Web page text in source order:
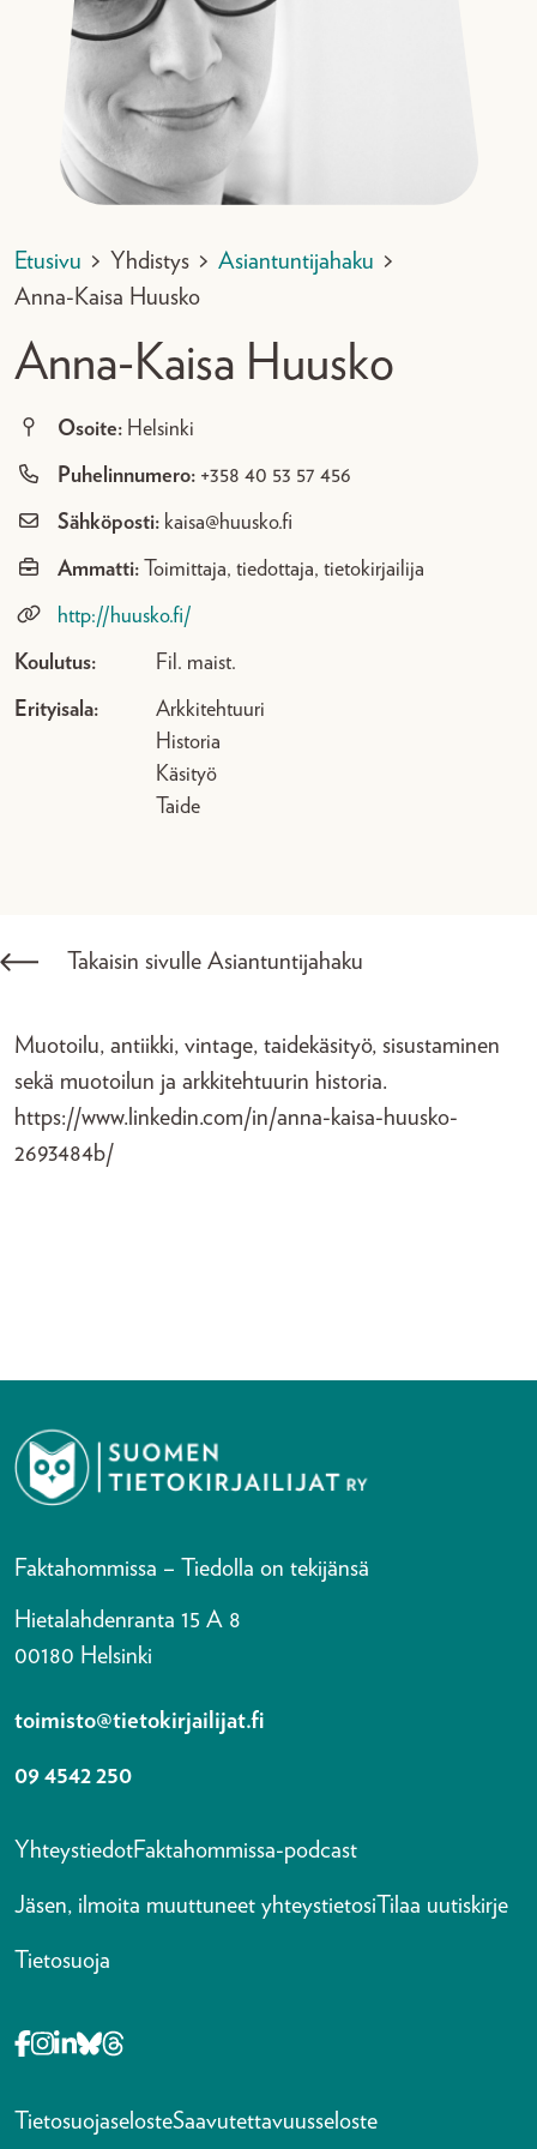
Etusivu > Yhdistys > Asiantuntijahaku >
Anna-Kaisa Huusko
Anna-Kaisa Huusko
Osoite: Helsinki
Puhelinnumero: +358 40 53 57 456
Sähköposti: kaisa@huusko.fi
Ammatti: Toimittaja, tiedottaja, tietokirjailija
http://huusko.fi/
Koulutus: Fil. maist.
Erityisala:
Arkkitehtuuri
Historia
Käsityö
Taide
Takaisin sivulle Asiantuntijahaku
Muotoilu, antiikki, vintage, taidekäsityö, sisustaminen
sekä muotoilun ja arkkitehtuurin historia.
https://www.linkedin.com/in/anna-kaisa-huusko-
2693484b/
Faktahommissa – Tiedolla on tekijänsä
Hietalahdenranta 15 A 8
00180 Helsinki
toimisto@tietokirjailijat.fi
09 4542 250
YhteystiedotFaktahommissa-podcast
Jäsen, ilmoita muuttuneet yhteystietosi Tilaa uutiskirje
Tietosuoja
Opens in a new tab Facebook-f
Opens in a new tab Instagram
Opens in a new tab Linkedin-in
Opens in a new tab Bluesky
TietosuojaselosteSaavutettavuusseloste